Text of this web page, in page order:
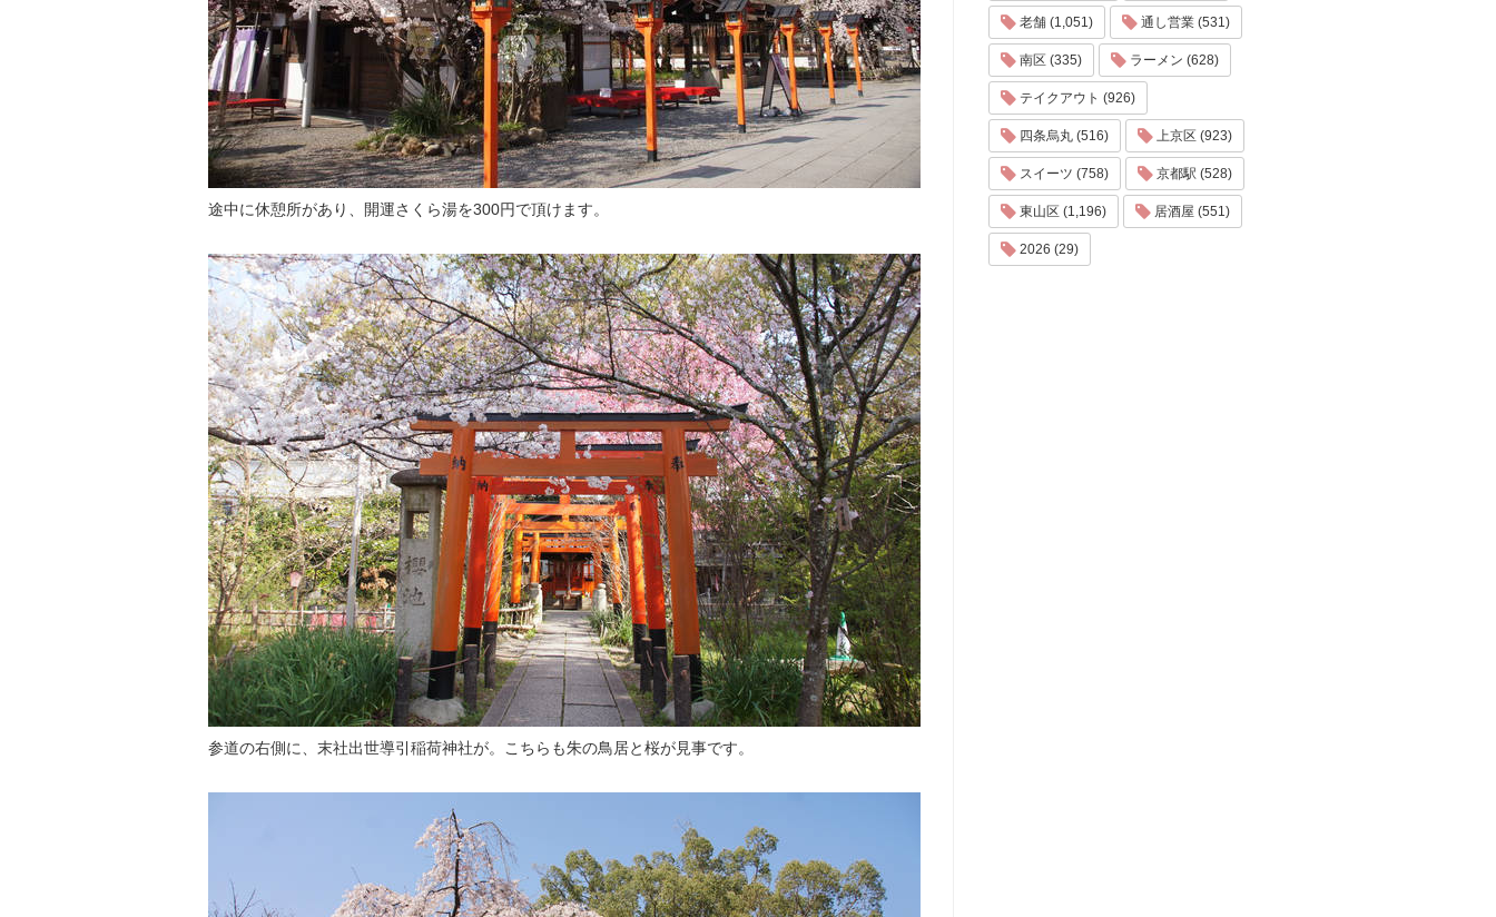
途中に休憩所があり、開運さくら湯を300円で頂けます。
参道の右側に、末社出世導引稲荷神社が。こちらも朱の鳥居と桜が見事です。
老舗 (1,051) 通し営業 (531)
南区 (335) ラーメン (628)
テイクアウト (926)
四条烏丸 (516) 上京区 (923)
スイーツ (758) 京都駅 (528)
東山区 (1,196) 居酒屋 (551)
2026 (29)